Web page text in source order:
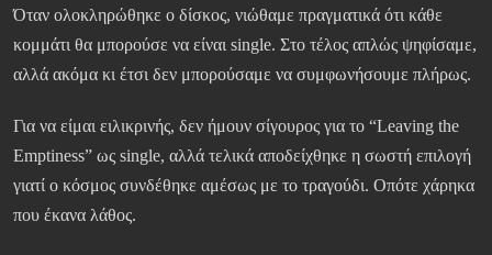
Όταν ολοκληρώθηκε ο δίσκος, νιώθαμε πραγματικά ότι κάθε
κομμάτι θα μπορούσε να είναι single. Στο τέλος απλώς ψηφίσαμε,
αλλά ακόμα κι έτσι δεν μπορούσαμε να συμφωνήσουμε πλήρως.
Για να είμαι ειλικρινής, δεν ήμουν σίγουρος για το “Leaving the
Emptiness” ως single, αλλά τελικά αποδείχθηκε η σωστή επιλογή
γιατί ο κόσμος συνδέθηκε αμέσως με το τραγούδι. Οπότε χάρηκα
που έκανα λάθος.